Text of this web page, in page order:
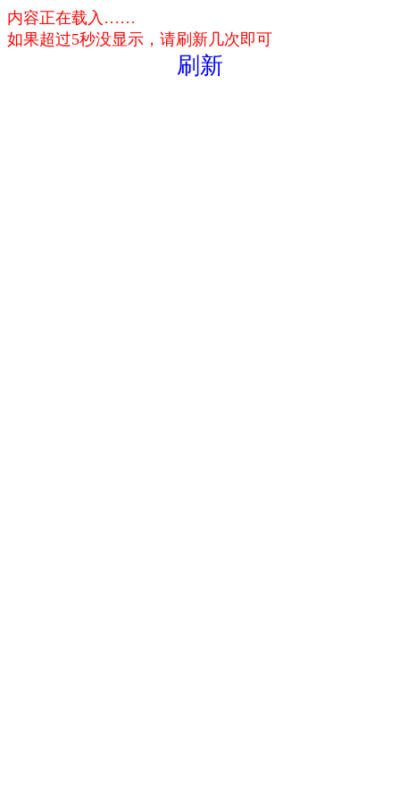
内容正在载入……
如果超过5秒没显示，请刷新几次即可
刷新